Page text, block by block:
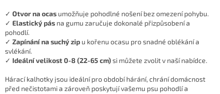
✓ Otvor na ocas umožňuje pohodlné nošení bez omezení pohybu.
✓ Elastický pás na gumu zaručuje dokonalé přizpůsobení a
pohodlí.
✓ Zapínání na suchý zip u kořenu ocasu pro snadné oblékání a
svlékání.
✓ Ideální velikost 0-8 (22-65 cm)si můžete zvolit v naší nabídce.
Hárací kalhotky jsou ideální pro období hárání, chrání domácnost
před nečistotami a zároveň poskytují vašemu psu pohodlí a